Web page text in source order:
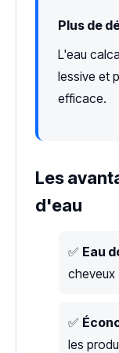
Plus de
L'eau
lessive et
efficace.
Les
d'eau
✅ Eau
cheveux
✅
les